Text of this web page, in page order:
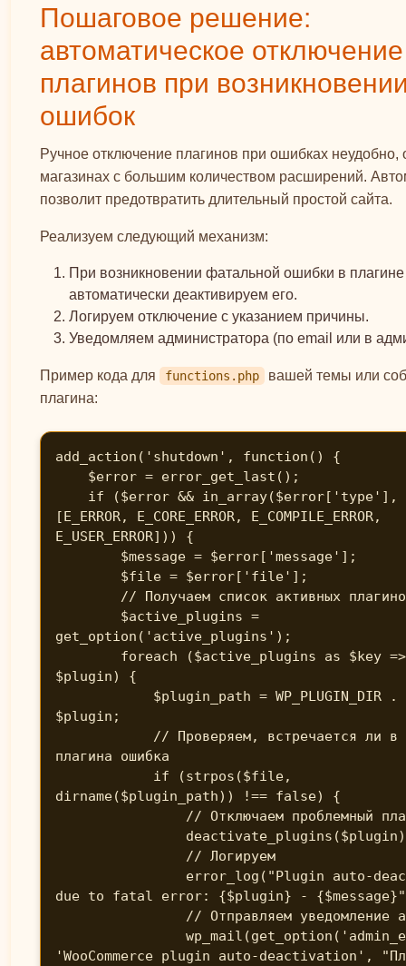
Пошаговое решение:
автоматическое отключение
плагинов при
ошибок
Ручное отключение плагинов при ошибках неудобно,
магазинах с большим количеством расширений.
позволит предотвратить длительный простой сайта.
Реализуем следующий механизм:
При возникновении фатальной ошибки в
автоматически деактивируем его.
Логируем отключение с указанием причины.
Уведомляем администратора (по email или в
Пример кода для functions.php
вашей темы или
плагина:
add_action('shutdown', function() {
[E_ERROR, E_CORE_ERROR, E_COMPILE_ERROR,
E_USER_ERROR])) {
get_option('active_plugins');
$plugin) {
$plugin;
плагина ошибка
dirname($plugin_path)) !== false) {
due to fatal error: {$plugin} -
'WooCommerce plugin auto-deactivation',